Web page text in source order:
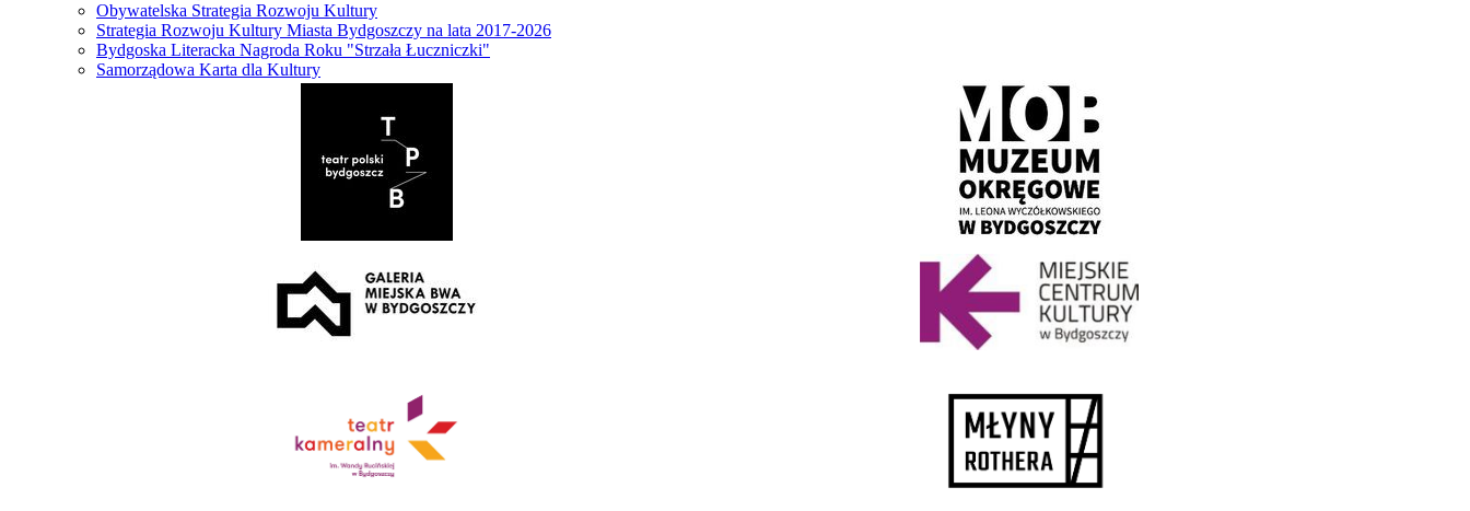
Obywatelska Strategia Rozwoju Kultury
Strategia Rozwoju Kultury Miasta Bydgoszczy na lata 2017-2026
Bydgoska Literacka Nagroda Roku "Strzała Łuczniczki"
Samorządowa Karta dla Kultury